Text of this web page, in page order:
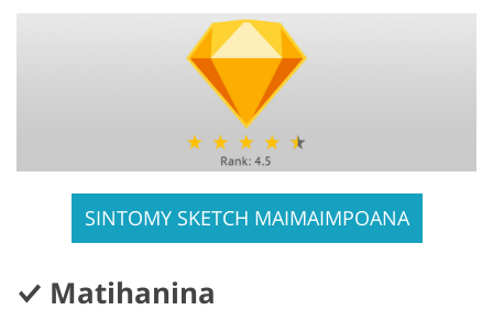
SINTOMY SKETCH MAIMAIMPOANA
Matihanina